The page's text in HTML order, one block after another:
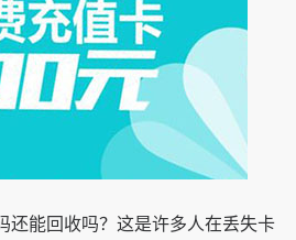
还能回收吗？这是许多人在丢失卡